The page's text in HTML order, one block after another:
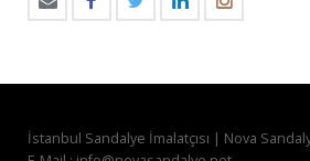
İstanbul Sandalye İmalatçısı | Nova